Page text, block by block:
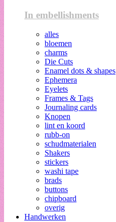
In embellishments
alles
bloemen
charms
Die Cuts
Enamel dots & shapes
Ephemera
Eyelets
Frames & Tags
Journaling cards
Knopen
lint en koord
rubb-on
schudmaterialen
Shakers
stickers
washi tape
brads
buttons
chipboard
overig
Handwerken